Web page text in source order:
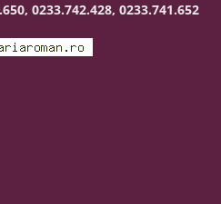
0233.742.428, 0233.741.652